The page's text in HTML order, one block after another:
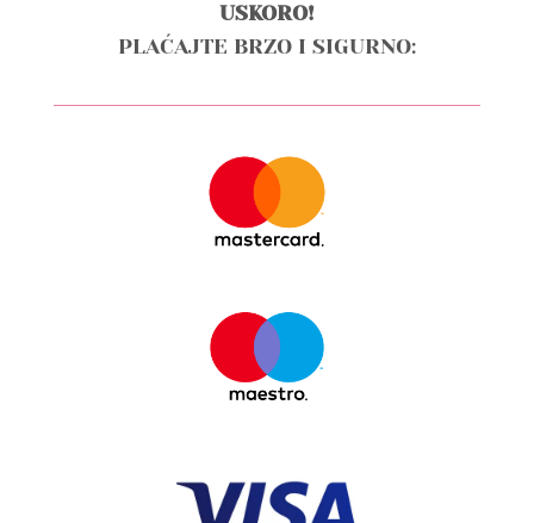
USKORO!
PLAĆAJTE BRZO I SIGURNO: